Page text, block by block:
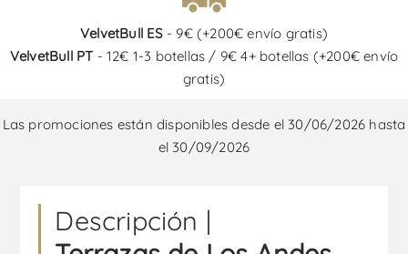
VelvetBull ES- 9€ (+200€ envío gratis)
VelvetBull PT - 12€ 1-3 botellas / 9€ 4+ botellas (+200€ envío
gratis)
Las promociones están disponibles desde el 30/06/2026 hasta
el 30/09/2026
Descripción |